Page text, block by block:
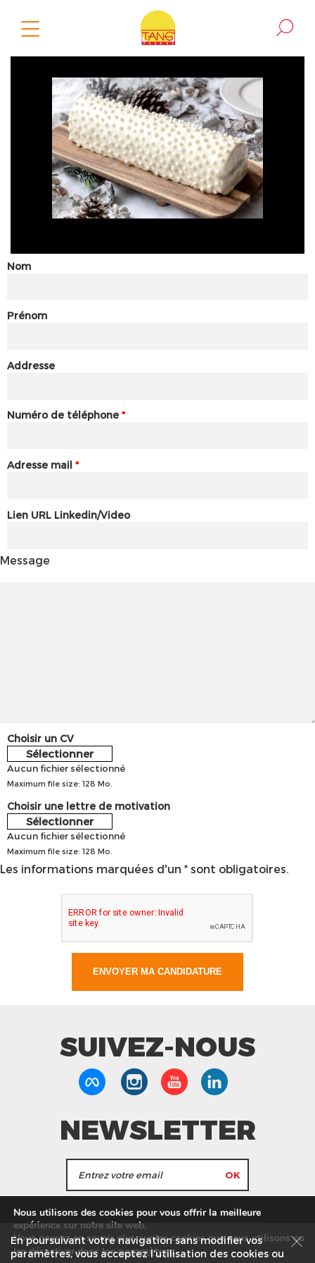
Nom
Prénom
Addresse
Numéro de téléphone *
Adresse mail *
Lien URL Linkedin/Video
Message
Choisir un CV
Sélectionner
Aucun fichier sélectionné
Maximum file size: 128 Mo.
Choisir une lettre de motivation
Sélectionner
Aucun fichier sélectionné
Maximum file size: 128 Mo.
Les informations marquées d'un * sont obligatoires.
SUIVEZ-NOUS
NEWSLETTER
informations de Tang Frères.
Nos Magasins Service commercial
Recrutement
En poursuivant votre navigation sans modifier vos
paramètres, vous acceptez l’utilisation des cookies ou
Nous utilisons des cookies pour vous offrir la meilleure
expérience sur notre site web.
Vous pouvez en savoir plus sur les cookies que nous utilisons ou
les désactiver dans lesparamètres.